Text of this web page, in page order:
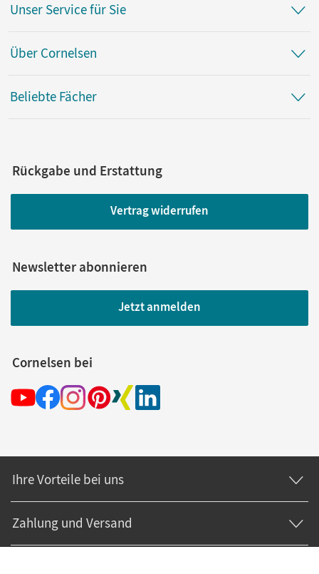
Unser Service für Sie
Über Cornelsen
Beliebte Fächer
Rückgabe und Erstattung
Vertrag widerrufen
Newsletter abonnieren
Jetzt anmelden
Cornelsen bei
Ihre Vorteile bei uns
Zahlung und Versand